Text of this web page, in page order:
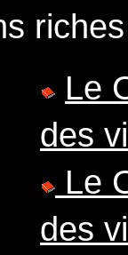
Le
des
Le
des